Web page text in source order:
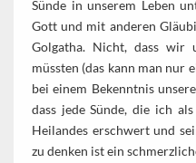
Sünde in unserem Leben
Gott und mit anderen
Golgatha. Nicht, dass wir
müssten (das kann man nur
bei einem Bekenntnis
dass jede Sünde, die ich
Heilandes erschwert und
zu denken ist ein